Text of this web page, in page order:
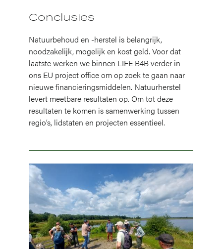
Conclusies
Natuurbehoud en -herstel is belangrijk,
noodzakelijk, mogelijk en kost geld. Voor dat
laatste werken we binnen LIFE B4B verder in
ons EU project office om op zoek te gaan naar
nieuwe financieringsmiddelen. Natuurherstel
levert meetbare resultaten op. Om tot deze
resultaten te komen is samenwerking tussen
regio’s, lidstaten en projecten essentieel.
Afbeelding